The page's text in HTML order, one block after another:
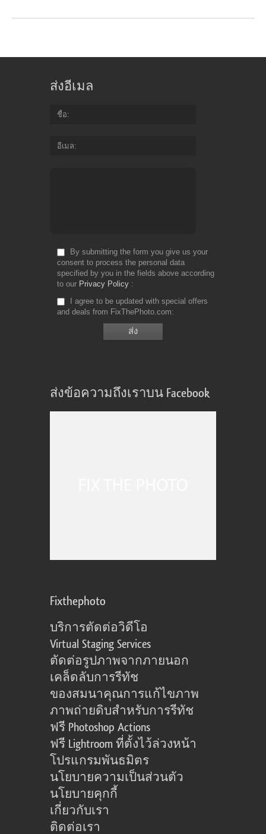
ส่งอีเมล
ชื่อ
อีเมล
By submitting the form you give us your
consent to process the personal data
specified by you in the fields above according
to our Privacy Policy
I agree to be updated with special offers
and deals from FixThePhoto.com
ส่งข้อความถึงเราบน Facebook
Fixthephoto
บริการตัดต่อวิดีโอ
Virtual Staging Services
ตัดต่อรูปภาพจากภายนอก
เคล็ดลับการรีทัช
ของสมนาคุณการแก้ไขภาพ
ภาพถ่ายดิบสำหรับการรีทัช
ฟรี Photoshop Actions
ฟรี Lightroom ที่ตั้งไว้ล่วงหน้า
โปรแกรมพันธมิตร
นโยบายความเป็นส่วนตัว
นโยบายคุกกี้
เกี่ยวกับเรา
ติดต่อเรา